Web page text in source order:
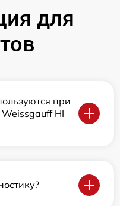
для
при
HI